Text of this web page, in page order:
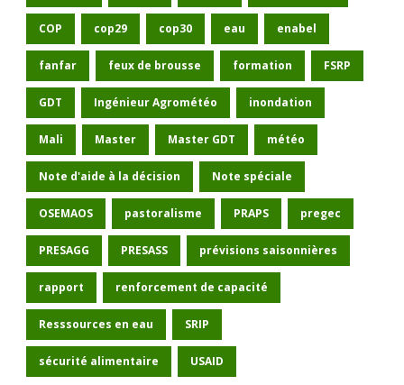
COP cop29 cop30 eau enabel
fanfar feux de brousse formation FSRP
GDT Ingénieur Agrométéo inondation
Mali Master Master GDT météo
Note d'aide à la décision Note spéciale
OSEMAOS pastoralisme PRAPS pregec
PRESAGG PRESASS prévisions saisonnières
rapport renforcement de capacité
Resssources en eau SRIP
sécurité alimentaire USAID